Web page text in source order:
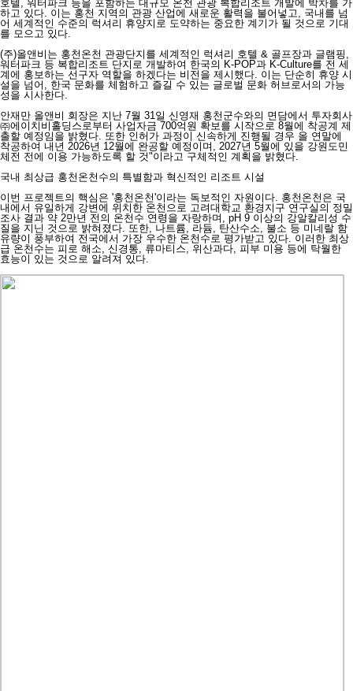
호텔, 워터파크 등을 포함하는 대규모 온천 관광 복합리조트 개발에 박차를 가
하고 있다. 이는 홍천 지역의 관광 산업에 새로운 활력을 불어넣고, 국내를 넘
어 세계적인 수준의 럭셔리 휴양지로 도약하는 중요한 계기가 될 것으로 기대
를 모으고 있다.
(주)올앤비는 홍천온천 관광단지를 세계적인 럭셔리 호텔 & 골프장과 글램핑,
워터파크 등 복합리조트 단지로 개발하여 한국의 K-POP과 K-Culture를 전 세
계에 홍보하는 선구자 역할을 하겠다는 비전을 제시했다. 이는 단순히 휴양 시
설을 넘어, 한국 문화를 체험하고 즐길 수 있는 글로벌 문화 허브로서의 가능
성을 시사한다.
안재만 올앤비 회장은 지난 7월 31일 신영재 홍천군수와의 면담에서 투자회사
㈜에이치비홀딩스로부터 사업자금 700억원 확보를 시작으로 8월에 착공계 제
출할 예정임을 밝혔다. 또한 인허가 과정이 신속하게 진행될 경우 올 연말에
착공하여 내년 2026년 12월에 완공할 예정이며, 2027년 5월에 있을 강원도민
체전 전에 이용 가능하도록 할 것"이라고 구체적인 계획을 밝혔다.
국내 최상급 홍천온천수의 특별함과 혁신적인 리조트 시설
이번 프로젝트의 핵심은 '홍천온천'이라는 독보적인 자원이다. 홍천온천은 국
내에서 유일하게 강변에 위치한 온천으로 고려대학교 환경지구 연구실의 정밀
조사 결과 약 2만년 전의 온천수 연령을 자랑하며, pH 9 이상의 강알칼리성 수
질을 지닌 것으로 밝혀졌다. 또한, 나트륨, 라듐, 탄산수소, 불소 등 미네랄 함
유량이 풍부하여 전국에서 가장 우수한 온천수로 평가받고 있다. 이러한 최상
급 온천수는 피로 해소, 신경통, 류마티스, 위산과다, 피부 미용 등에 탁월한
효능이 있는 것으로 알려져 있다.